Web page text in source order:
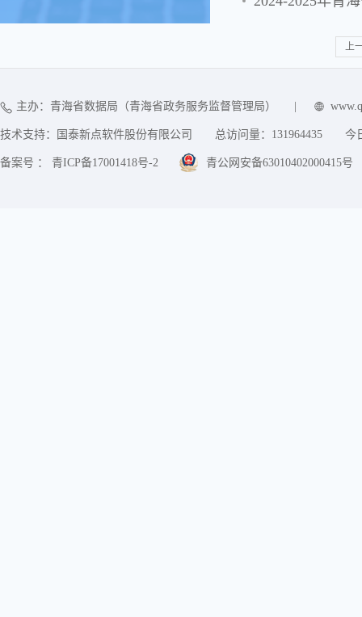
上
主办：青海省数据局（青海省政务服务监督管理局）
技术支持：国泰新点软件股份有限公司 总访问量： 131964435 今
备案号 ： 青ICP备17001418号-2 青公网安备63010402000415号